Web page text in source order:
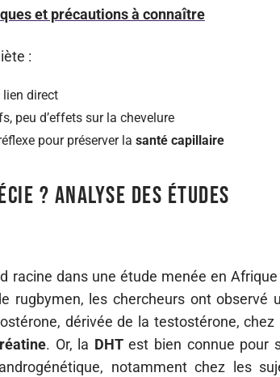
et précautions à connaître
:
lien direct
peu d’effets sur la chevelure
pour préserver la santé capillaire
? Analyse des études
racine dans une étude menée en Afrique
rugbymen, les chercheurs ont observé
dérivée de la testostérone, chez
. Or, la DHTest bien connue pour
notamment chez les